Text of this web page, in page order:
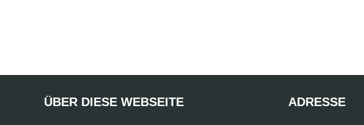
ÜBER DIESE WEBSEITE ADRESSE